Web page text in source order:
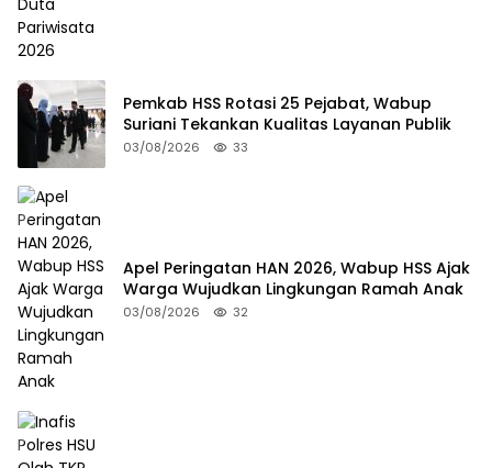
Pemkab HSS Rotasi 25 Pejabat, Wabup
Suriani Tekankan Kualitas Layanan Publik
03/08/2026 33
Apel Peringatan HAN 2026, Wabup HSS Ajak
Warga Wujudkan Lingkungan Ramah Anak
03/08/2026 32